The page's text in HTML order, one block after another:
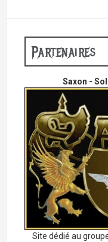
Partenaires
Saxon -
Site dédié au